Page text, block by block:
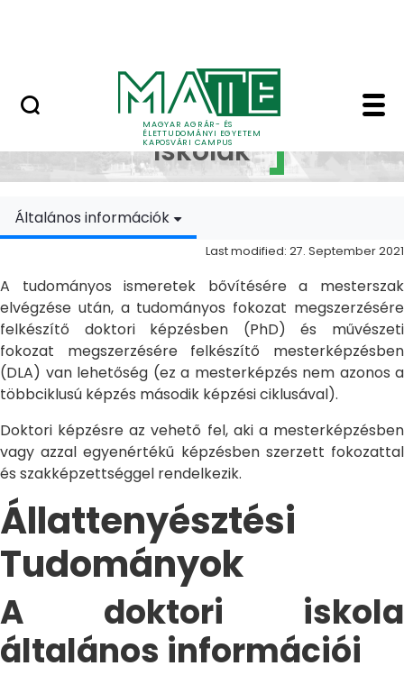
MAGYAR AGRÁR- ÉS
ÉLETTUDOMÁNYI EGYETEM
KAPOSVÁRI CAMPUS
Doktori Iskolák -
Doktori
Iskolák
Általános információk
Last modified: 27. September 2021
A tudományos ismeretek bővítésére a mesterszak
elvégzése után, a tudományos fokozat megszerzésére
felkészítő doktori képzésben (PhD) és művészeti
fokozat megszerzésére felkészítő mesterképzésben
(DLA) van lehetőség (ez a mesterképzés nem azonos a
többciklusú képzés második képzési ciklusával).
Doktori képzésre az vehető fel, aki a mesterképzésben
vagy azzal egyenértékű képzésben szerzett fokozattal
és szakképzettséggel rendelkezik.
Állattenyésztési
Tudományok
A doktori iskola
általános információi